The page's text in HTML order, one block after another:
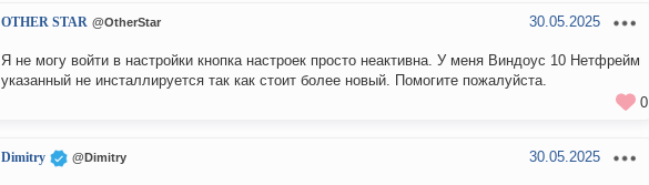
OTHER STAR @OtherStar 30.05.2025
Я не могу войти в настройки кнопка настроек просто неактивна. У меня Виндоус 10 Нетфрейм
указанный не инсталлируется так как стоит более новый. Помогите пожалуйста.
0
Dimitry @Dimitry 30.05.2025